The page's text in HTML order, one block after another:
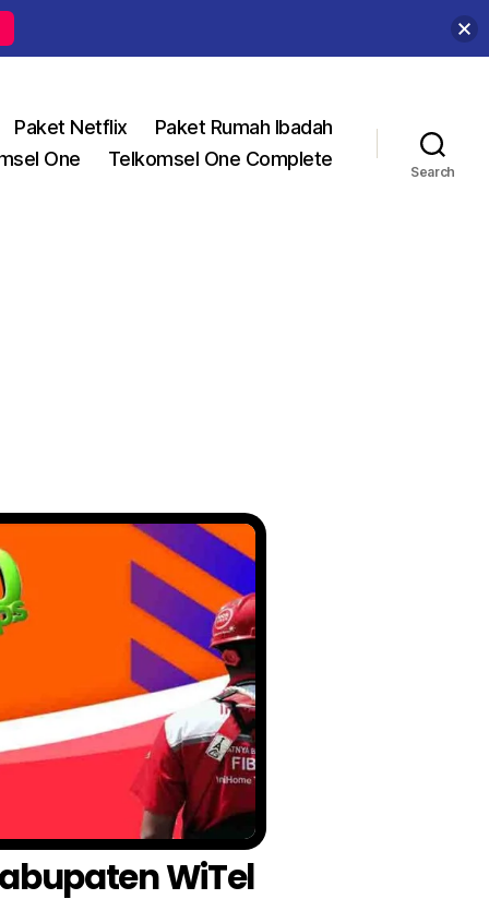
Paket Netflix
Paket Rumah Ibadah
One
Telkomsel One Complete
Search
WiTel